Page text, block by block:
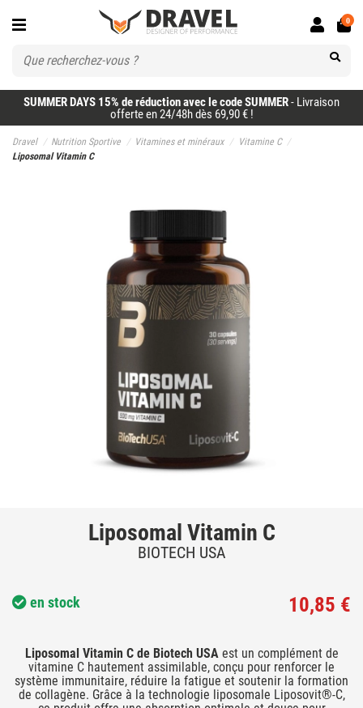
SUMMER DAYS 15% de réduction avec le code SUMMER- Livraison
offerte en 24/48h dès 69,90 € !
0
Dravel Nutrition Sportive Vitamines et minéraux
Vitamine C
Liposomal Vitamin C
Liposomal Vitamin C
BIOTECH USA
10,85 €
Liposomal Vitamin C de Biotech USA est un complément de
vitamine C hautement assimilable, conçu pour renforcer le
système immunitaire, réduire la fatigue et soutenir la formation
de collagène. Grâce à la technologie liposomale Liposovit®-C,
en stock